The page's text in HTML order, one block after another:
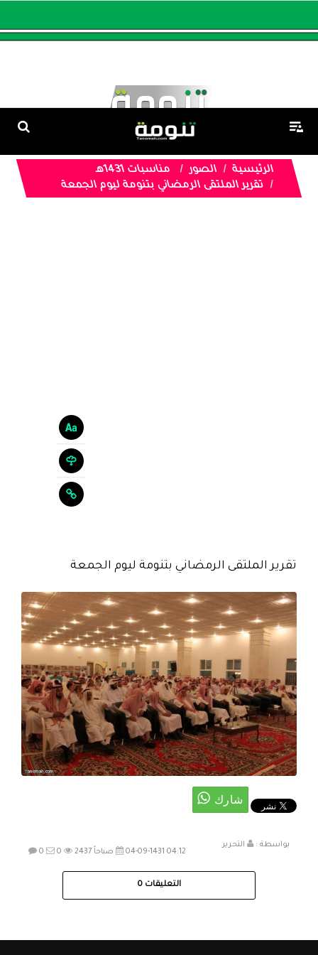
الرئيسية الصور
مناسبات 1431هـ
تقرير الملتقى الرمضاني بتنومة ليوم الجمعة
تقرير الملتقى الرمضاني بتنومة ليوم الجمعة
بواسطة :
التحرير
04-09-1431 04:12 صباحاً
0 0 2437
التعليقات 0